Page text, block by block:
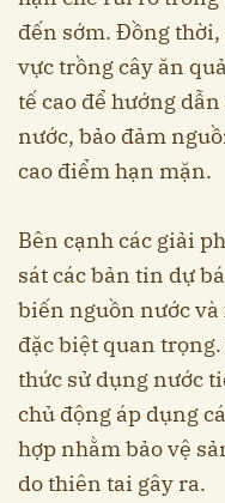
đến sớm. Đồng
vực trồng cây ăn
tế cao để hướng
nước, bảo đảm
cao điểm hạn mặn.
Bên cạnh các giải
sát các bản tin dự
biến nguồn nước
đặc biệt quan
thức sử dụng nước
chủ động áp dụng
hợp nhằm bảo vệ
do thiên tai gây ra.